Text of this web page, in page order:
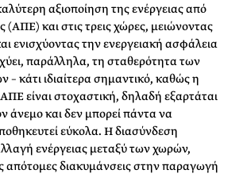
αξιοποίηση της ενέργειας από
και στις τρεις χώρες, μειώνοντας
ενισχύοντας την ενεργειακή ασφάλεια
παράλληλα, τη σταθερότητα των
– κάτι ιδιαίτερα σημαντικό, καθώς η
είναι στοχαστική, δηλαδή εξαρτάται
άνεμο και δεν μπορεί πάντα να
εύκολα. Η διασύνδεση
ενέργειας μεταξύ των χωρών,
απότομες διακυμάνσεις στην παραγωγή